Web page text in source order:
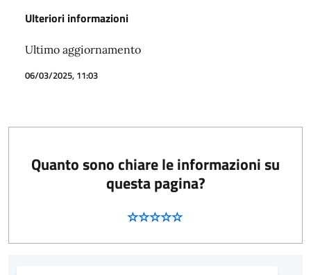
Ulteriori informazioni
Ultimo aggiornamento
06/03/2025, 11:03
Quanto sono chiare le informazioni su
questa pagina?